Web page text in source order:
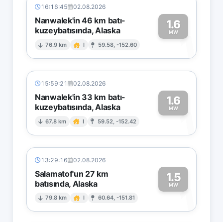
16:16:45 02.08.2026
Nanwalek'in 46 km batı-
kuzeybatısında, Alaska
76.9 km I 59.58, -152.60
1.6
MW1
15:59:21 02.08.2026
Nanwalek'in 33 km batı-
kuzeybatısında, Alaska
67.8 km I 59.52, -152.42
1.6
MW1
13:29:16 02.08.2026
Salamatof'un 27 km
batısında, Alaska
79.8 km I 60.64, -151.81
1.5
MW1